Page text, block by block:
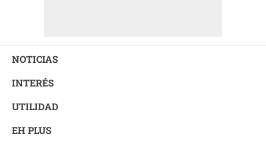
NOTICIAS
INTERÉS
UTILIDAD
EH PLUS